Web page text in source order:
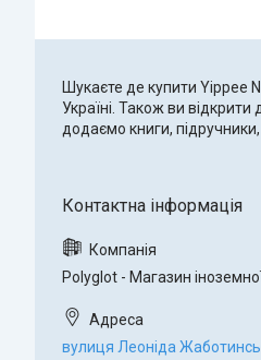
Шукаєте де купити Yippee
Україні. Також ви
додаємо книги,
Polyglot - Магазин
вулиця Леоніда